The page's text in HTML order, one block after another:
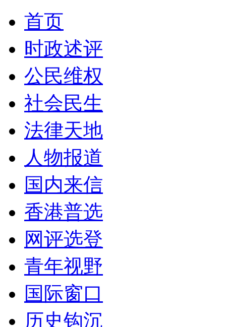
首页
时政述评
公民维权
社会民生
法律天地
人物报道
国内来信
香港普选
网评选登
青年视野
国际窗口
历史钩沉